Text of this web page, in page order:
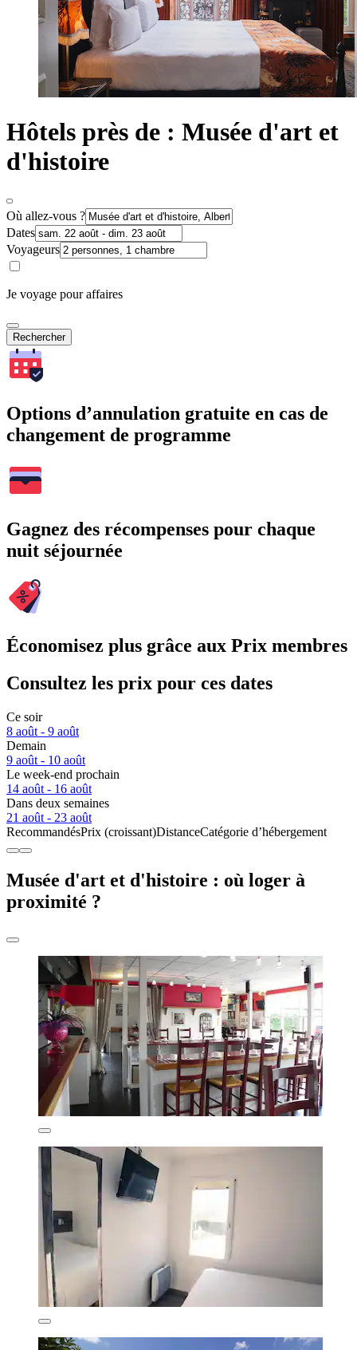
Hôtels près de : Musée d'art et
d'histoire
Où allez-vous ?
Dates
Voyageurs
Je voyage pour affaires
Rechercher
Options d’annulation gratuite en cas de
changement de programme
Gagnez des récompenses pour chaque
nuit séjournée
Économisez plus grâce aux Prix membres
Consultez les prix pour ces dates
Ce soir
8 août - 9 août
Demain
9 août - 10 août
Le week-end prochain
14 août - 16 août
Dans deux semaines
21 août - 23 août
RecommandésPrix (croissant)DistanceCatégorie d’hébergement
Musée d'art et d'histoire : où loger à
proximité ?